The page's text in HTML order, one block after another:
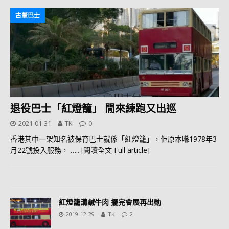
古董巴士
退役巴士「紅燈籠」 閒來練跑又出巡
2021-01-31 TK 0
香港其中一架知名被保育巴士就係「紅燈籠」，佢原本喺1978年3
月22號投入服務， ….. [閱讀全文 Full article]
紅燈籠溝鹹牛肉 擺完會展再出動
2019-12-29 TK 2